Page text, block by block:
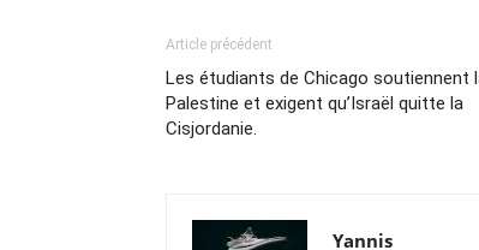
Article précédent
Les étudiants de Chicago soutiennent
Palestine et exigent qu’Israël quitte la
Cisjordanie.
Yannis